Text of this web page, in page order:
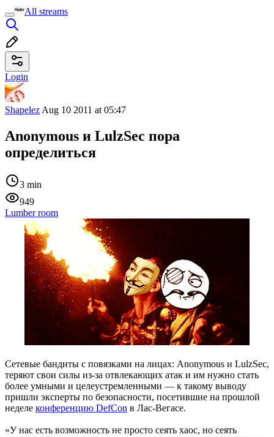
All streams
Login
Shapelez Aug 10 2011 at 05:47
Anonymous и LulzSec пора
определиться
3 min
949
Lumber room
Сетевые бандиты с повязками на лицах: Anonymous и LulzSec,
теряют свои силы из-за отвлекающих атак и им нужно стать
более умными и целеустремленными — к такому выводу
пришли эксперты по безопасности, посетившие на прошлой
неделе конференцию DefCon в Лас-Вегасе.
«У нас есть возможность не просто сеять хаос, но сеять